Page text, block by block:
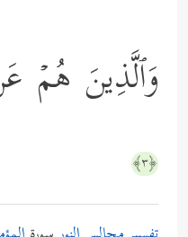
وَٱلَّذِینَ هُمۡ
﴿٣﴾